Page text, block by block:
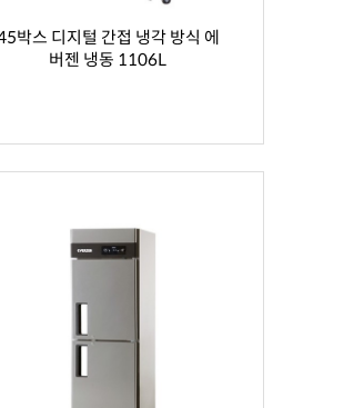
박스 디지털 간접 냉각 방식 에
버젠 냉동 1106L